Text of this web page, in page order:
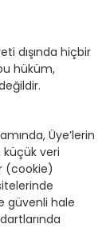
dışında hiçbir
hüküm,
Üye’lerin
küçük veri
(cookie)
güvenli hale